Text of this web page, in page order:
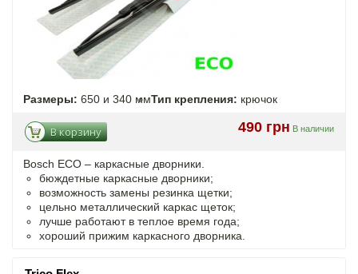
Размеры: 650 и 340 ммТип крепления: крючок
490 грн В наличии
В корзину
Bosch ECO – каркасные дворники.
бюждетные каркасные дворники;
возможность замены резинка щетки;
цельно металлический каркас щеток;
лучше работают в теплое время года;
хороший прижим каркасного дворника.